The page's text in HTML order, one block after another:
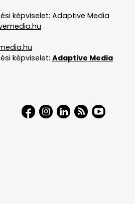
képviselet: Adaptive Media
képviselet: Adaptive Media